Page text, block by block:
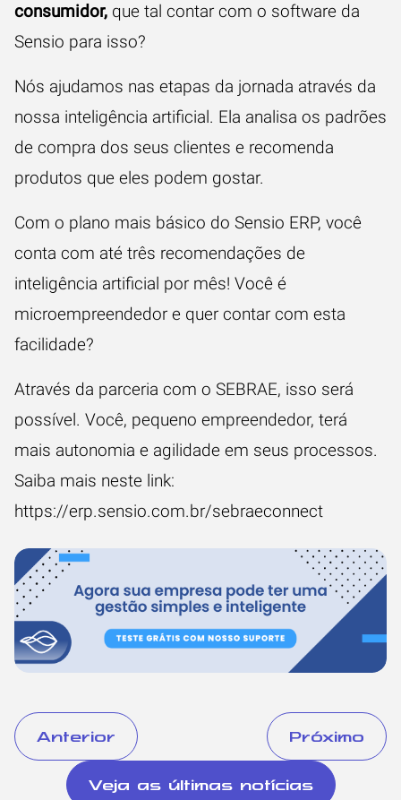
consumidor, que tal contar com o software da
Sensio para isso?
Nós ajudamos nas etapas da jornada através da
nossa inteligência artificial. Ela analisa os padrões
de compra dos seus clientes e recomenda
produtos que eles podem gostar.
Com o plano mais básico do Sensio ERP, você
conta com até três recomendações de
inteligência artificial por mês! Você é
microempreendedor e quer contar com esta
facilidade?
Através da parceria com o SEBRAE, isso será
possível. Você, pequeno empreendedor, terá
mais autonomia e agilidade em seus processos.
Saiba mais neste link:
https://erp.sensio.com.br/sebraeconnect
Anterior Próximo
Veja as últimas notícias